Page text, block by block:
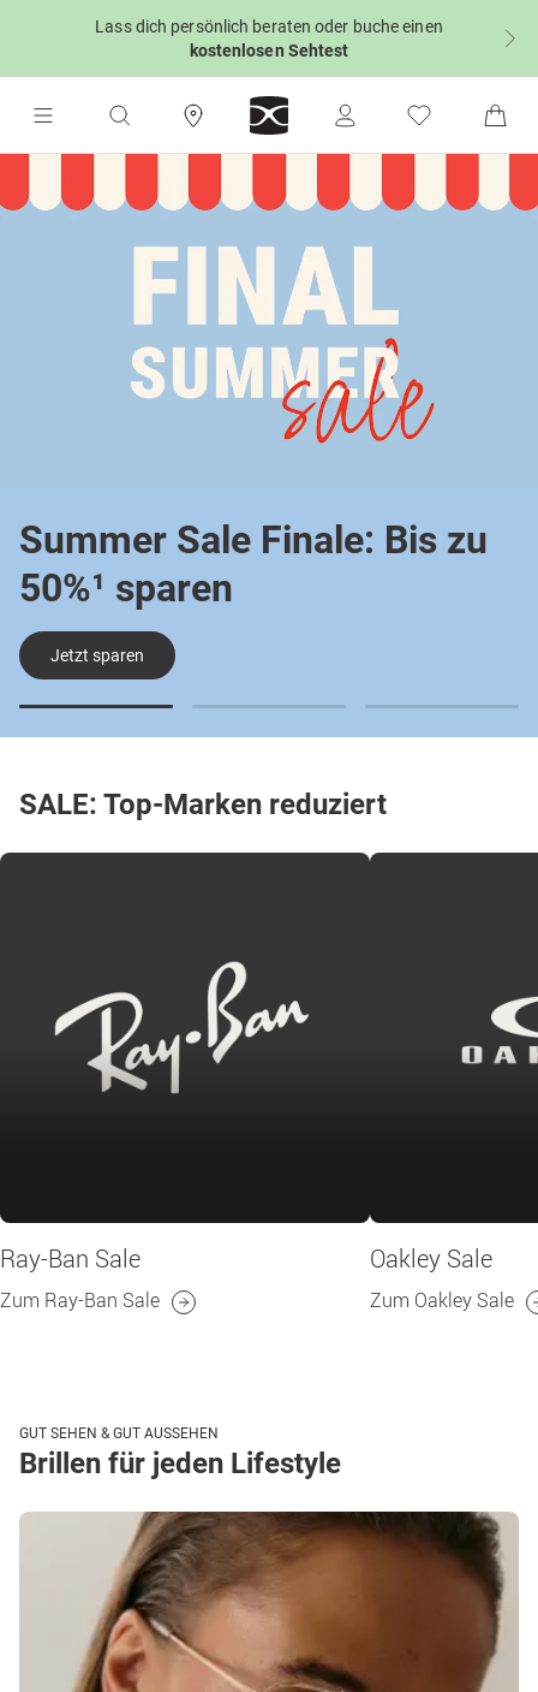
Lass dich persönlich beraten oder buche einen
kostenlosen Sehtest
Summer Sale Finale: Bis zu
50%¹ sparen
Jetzt sparen
SALE: Top-Marken reduziert
Ray-Ban Sale
Zum Ray-Ban Sale
Oakley Sale
Zum Oakley Sale
GUT SEHEN & GUT AUSSEHEN
Brillen für jeden Lifestyle